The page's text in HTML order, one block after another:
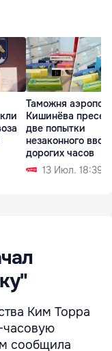
Таможня
Кишинёва
две попытки
незаконного
дорогих часов
13 Июл. 18:39
Ким Торра
часовую
сообщила